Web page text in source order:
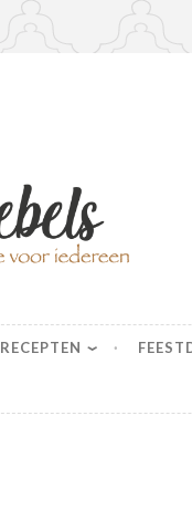
RECEPTEN